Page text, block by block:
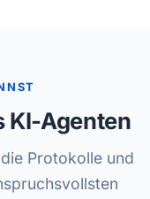
KI-Agenten
Protokolle und